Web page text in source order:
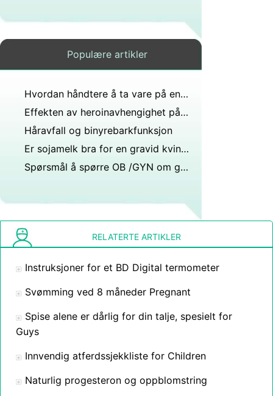
Populære artikler
Hvordan håndtere å ta vare på en eldre Mother
Effekten av heroinavhengighet på familier
Håravfall og binyrebarkfunksjon
Er sojamelk bra for en gravid kvinne?
Spørsmål å spørre OB /GYN om graviditet
RELATERTE ARTIKLER
Instruksjoner for et BD Digital termometer
Svømming ved 8 måneder Pregnant
Spise alene er dårlig for din talje, spesielt for
Guys
Innvendig atferdssjekkliste for Children
Naturlig progesteron og oppblomstring